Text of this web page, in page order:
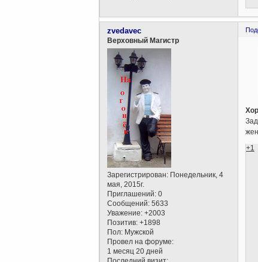
zvedavec
Верховный Магистр
Зарегистрирован: Понедельник, 4
мая, 2015г.
Приглашений: 0
Сообщений: 5633
Уважение: +2003
Позитив: +1898
Пол: Мужской
Провел на форуме:
1 месяц 20 дней
+1